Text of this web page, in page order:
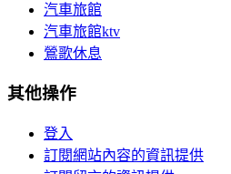
汽車旅館
汽車旅館ktv
鶯歌休息
其他操作
登入
訂閱網站內容的資訊提供